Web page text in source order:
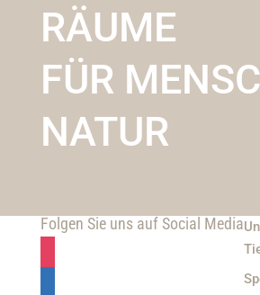
RÄUME
FÜR
NATUR
Folgen Sie uns auf Social Media